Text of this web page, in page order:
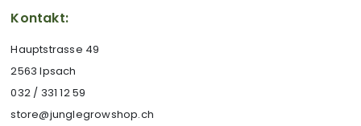
Kontakt:
Hauptstrasse 49
2563 Ipsach
032 / 331 12 59
store@junglegrowshop.ch